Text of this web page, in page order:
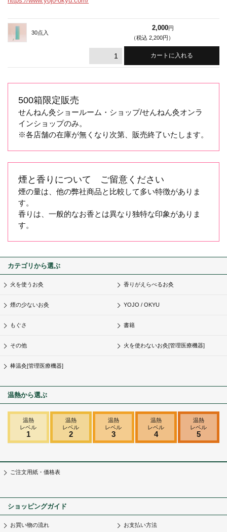
30点入
2,000円
（税込 2,200円）
500箱限定販売
せんねん灸ショールーム・ショップ/せんねん灸オンラ
インショップのみ。
※各店舗の在庫が無くなり次第、販売終了いたします。
煙と香りについて ご留意ください
煙の量は、他の弊社商品と比較して多い特徴がありま
す。
香りは、一般的なお香とは異なり独特な印象がありま
す。
カテゴリから選ぶ
火を使うお灸 香りがえらべるお灸
煙の少ないお灸 YOJO / OKYU
もぐさ 書籍
その他 火を使わないお灸[管理医療機器]
棒温灸[管理医療機器]
温熱から選ぶ
温熱
レベル
1
温熱
レベル
2
温熱
レベル
3
温熱
レベル
4
温熱
レベル
5
ご注文用紙・価格表
ショッピングガイド
お買い物の流れ お支払い方法